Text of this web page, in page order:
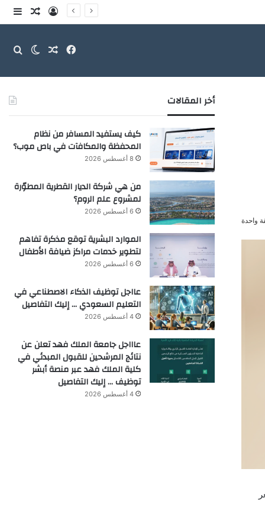
تسجيلمقال
فيسبوك
مقال الوضع
واحدة
أخر المقالات
كيف يستفيد المسافر من نظام
المحفظة والمكافآت في باص موب؟
8 أغسطس 2026
من هي شركة الديار القطرية المطوّرة
لمشروع علم الروم؟
6 أغسطس 2026
الموارد البشرية توقع مذكرة تفاهم
لتطوير خدمات مراكز ضيافة الأطفال
6 أغسطس 2026
عااجل توظيف الذكاء الاصطناعي في
التعليم السعودي … إليك التفاصيل
4 أغسطس 2026
عاااجل جامعة الملك فهد تعلن عن
نتائج المرشحين للقبول المبدئي في
كلية الملك فهد عبر منصة أبشر
توظيف … إليك التفاصيل
4 أغسطس 2026